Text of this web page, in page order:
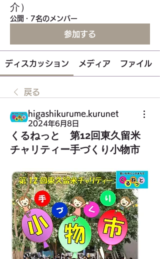
介）
公開 · 7名のメンバー
参加する
ディスカッション メディア ファイル
戻る
higashikurume.kurunet
2024年6月8日
くるねっと 第12回東久留米
チャリティー手づくり小物市